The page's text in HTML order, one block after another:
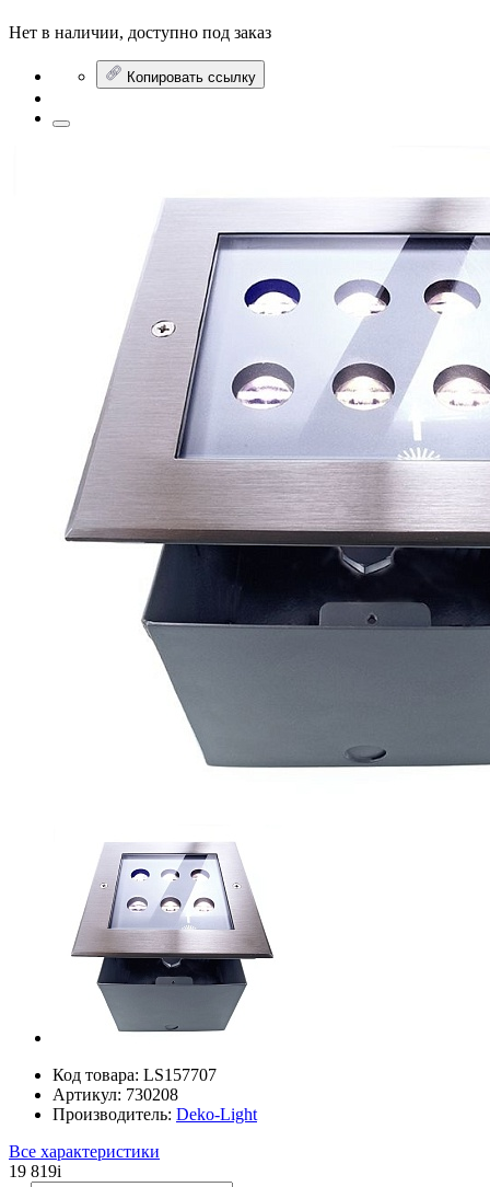
Нет в наличии, доступно под заказ
Копировать ссылку
Код товара: LS157707
Артикул: 730208
Производитель: Deko-Light
Все характеристики
19 819i